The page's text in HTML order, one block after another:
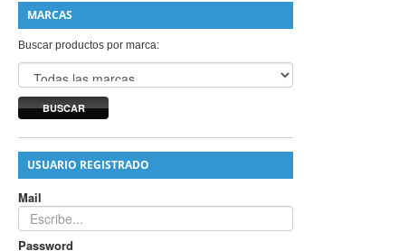
MARCAS
Buscar productos por marca:
BUSCAR
USUARIO REGISTRADO
Mail
Password